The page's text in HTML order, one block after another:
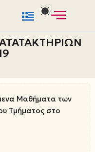
Μαθήματα των
Τμήματος στο